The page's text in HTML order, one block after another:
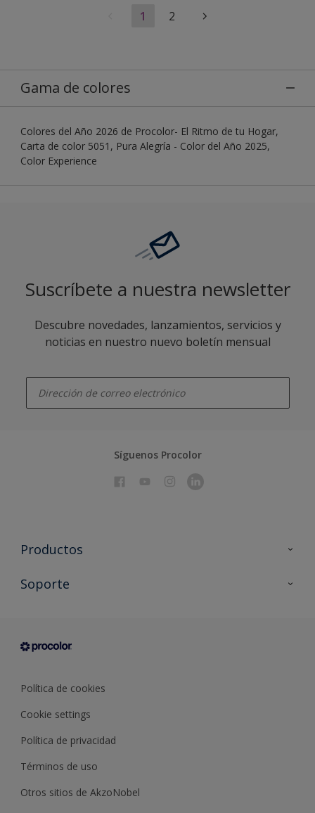
1 2
Gama de colores
Colores del Año 2026 de Procolor- El Ritmo de tu Hogar,
Carta de color 5051, Pura Alegría - Color del Año 2025,
Color Experience
Suscríbete a nuestra newsletter
Descubre novedades, lanzamientos, servicios y
noticias en nuestro nuevo boletín mensual
Síguenos Procolor
Productos
Todos los productos
Condiciones generales de venta
Soporte
Sobre Procolor
Política de cookies
Cookie settings
Política de privacidad
Términos de uso
Otros sitios de AkzoNobel